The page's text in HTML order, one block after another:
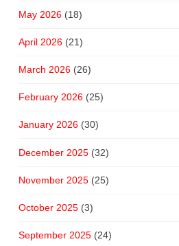
May 2026(18)
April 2026(21)
March 2026(26)
February 2026(25)
January 2026(30)
December 2025(32)
November 2025(25)
October 2025(3)
September 2025(24)